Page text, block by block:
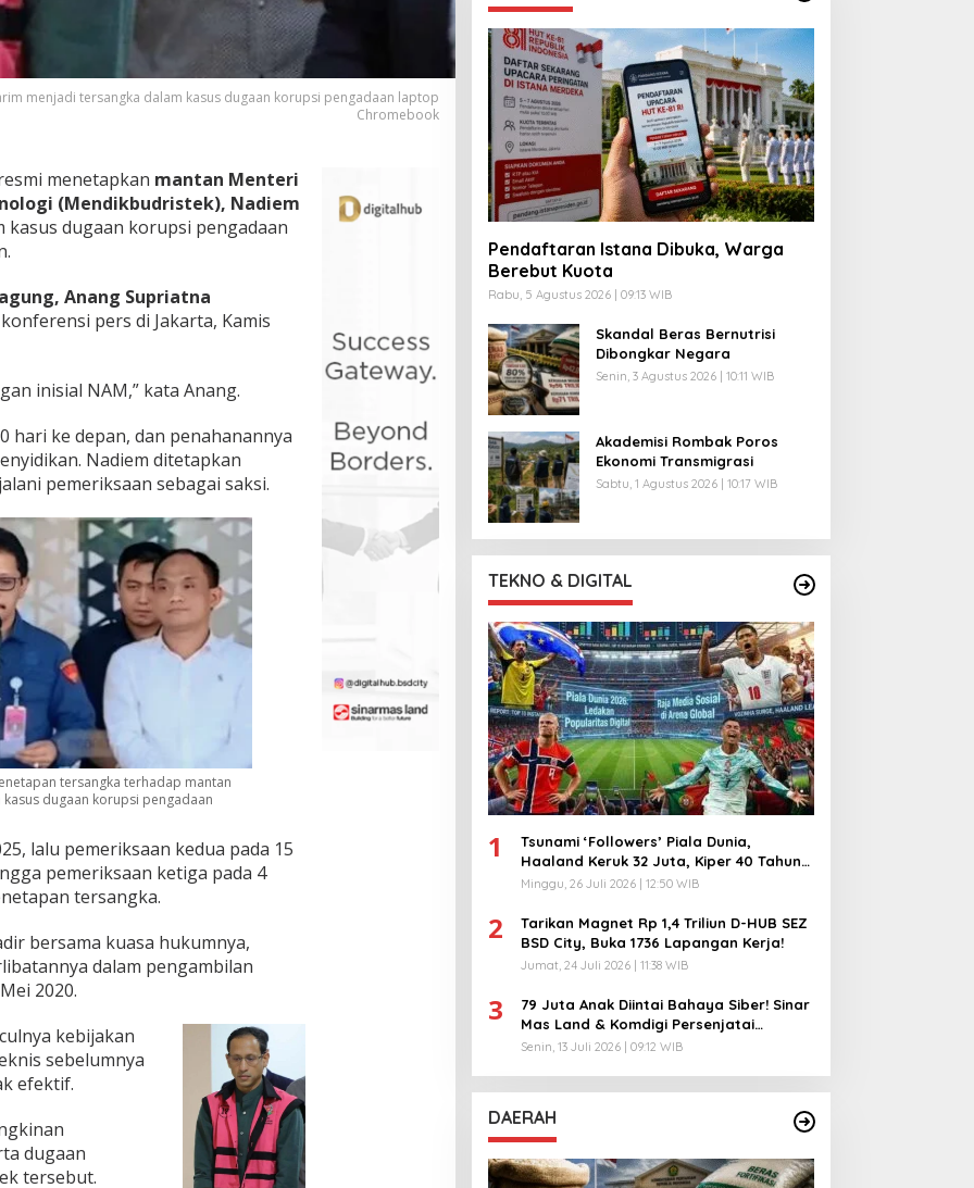
menjadi tersangka dalam kasus dugaan korupsi pengadaan laptop
Chromebook
menetapkan mantan Menteri
(Mendikbudristek), Nadiem
dugaan korupsi pengadaan
Anang Supriatna
pers di Jakarta, Kamis
inisial NAM,” kata Anang.
hari ke depan, dan penahanannya
Nadiem ditetapkan
pemeriksaan sebagai saksi.
tersangka terhadap mantan
dugaan korupsi pengadaan
lalu pemeriksaan kedua pada 15
pemeriksaan ketiga pada 4
tersangka.
bersama kuasa hukumnya,
dalam pengambilan
2020.
kebijakan
sebelumnya
efektif.
dugaan
tersebut.
Pendaftaran Istana Dibuka, Warga
Berebut Kuota
Rabu, 5 Agustus 2026 | 09:13 WIB
Skandal Beras Bernutrisi
Dibongkar Negara
Senin, 3 Agustus 2026 | 10:11 WIB
Akademisi Rombak Poros
Ekonomi Transmigrasi
Sabtu, 1 Agustus 2026 | 10:17 WIB
TEKNO & DIGITAL
1
Tsunami ‘Followers’ Piala Dunia,
Haaland Keruk 32 Juta, Kiper 40 Tahun
Bikin Geger!
Minggu, 26 Juli 2026 | 12:50 WIB
2
Tarikan Magnet Rp 1,4 Triliun D-HUB SEZ
BSD City, Buka 1736 Lapangan Kerja!
Jumat, 24 Juli 2026 | 11:38 WIB
3
79 Juta Anak Diintai Bahaya Siber! Sinar
Mas Land & Komdigi Persenjatai
Ratusan Guru!
Senin, 13 Juli 2026 | 09:12 WIB
DAERAH